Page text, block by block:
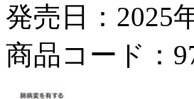
発売日：2025
商品コード：